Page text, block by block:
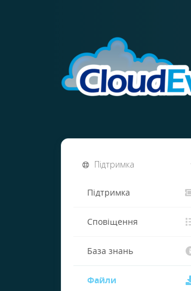
Підтримка
Підтримка
Сповіщення
База знань
Файли